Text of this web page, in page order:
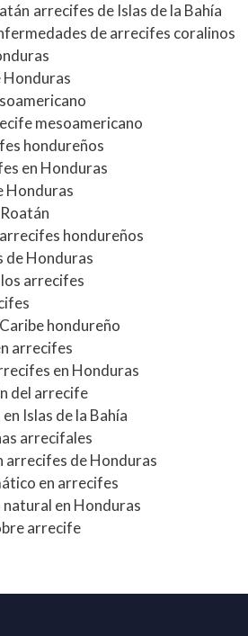
arrecifes de Islas de la Bahía
de arrecifes coralinos
mesoamericano
hondureños
en Honduras
Honduras
hondureños
de Honduras
arrecifes
hondureño
arrecifes
en Honduras
del arrecife
Islas de la Bahía
arrecifales
arrecifes de Honduras
en arrecifes
en Honduras
arrecife